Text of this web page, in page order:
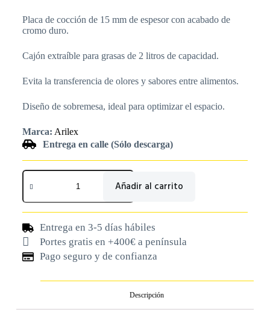
Placa de cocción de 15 mm de espesor con acabado de
cromo duro.
Cajón extraíble para grasas de 2 litros de capacidad.
Evita la transferencia de olores y sabores entre alimentos.
Diseño de sobremesa, ideal para optimizar el espacio.
Marca: Arilex
Entrega en calle (Sólo descarga)
Añadir al carrito
Entrega en 3-5 días hábiles
Portes gratis en +400€ a península
Pago seguro y de confianza
Descripción